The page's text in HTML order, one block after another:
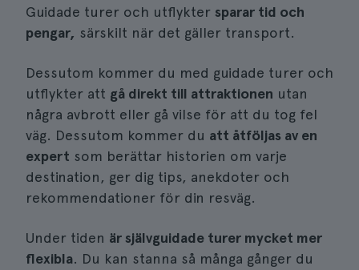
Guidade turer och utflykter sparar tid och
pengar, särskilt när det gäller transport.
Dessutom kommer du med guidade turer och
utflykter att gå direkt till attraktionen utan
några avbrott eller gå vilse för att du tog fel
väg. Dessutom kommer du att åtföljas av en
expert som berättar historien om varje
destination, ger dig tips, anekdoter och
rekommendationer för din resväg.
Under tiden är självguidade turer mycket mer
flexibla. Du kan stanna så många gånger du